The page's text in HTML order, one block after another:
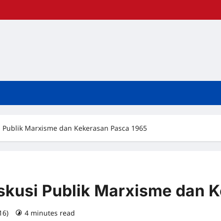
Marxisme dan Kekerasan Pasca 1965
Publik Marxisme dan
4 minutes read